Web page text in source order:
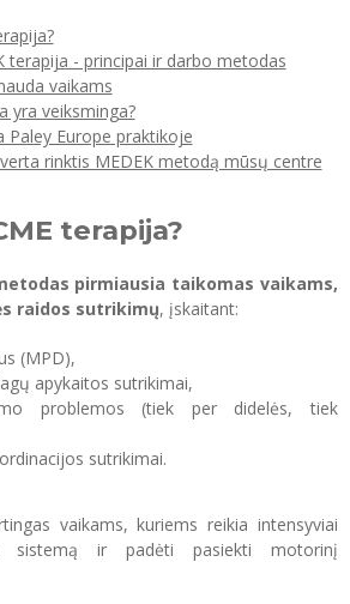
terapija - principai ir darbo metodas
vaikams
yra veiksminga?
Paley Europe praktikoje
rinktis MEDEK metodą mūsų centre
terapija?
pirmiausia taikomas vaikams,
raidos sutrikimų, įskaitant:
(MPD),
apykaitos sutrikimai,
problemos (tiek per didelės, tiek
sutrikimai.
vaikams, kuriems reikia intensyviai
sistemą ir padėti pasiekti motorinį